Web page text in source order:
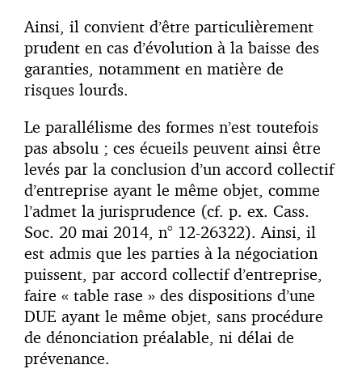
Ainsi, il convient d’être particulièrement
prudent en cas d’évolution à la baisse des
garanties, notamment en matière de
risques lourds.
Le parallélisme des formes n’est toutefois
pas absolu ; ces écueils peuvent ainsi être
levés par la conclusion d’un accord collectif
d’entreprise ayant le même objet, comme
l’admet la jurisprudence (cf. p. ex. Cass.
Soc. 20 mai 2014, n° 12-26322). Ainsi, il
est admis que les parties à la négociation
puissent, par accord collectif d’entreprise,
faire « table rase » des dispositions d’une
DUE ayant le même objet, sans procédure
de dénonciation préalable, ni délai de
prévenance.